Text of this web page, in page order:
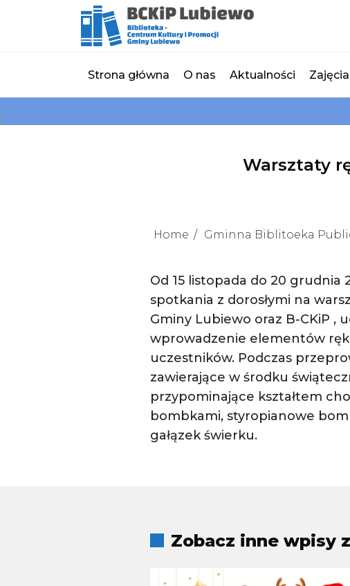
Strona główna O nas Aktualności Zajęcia
Warsztaty
Home Gminna Biblitoeka
Od 15 listopada do 20 grudnia
spotkania z dorosłymi na
Gminy Lubiewo oraz B-CKiP ,
wprowadzenie elementów
uczestników. Podczas
zawierające w środku
przypominające kształtem
bombkami, styropianowe
gałązek świerku.
Zobacz inne wpisy